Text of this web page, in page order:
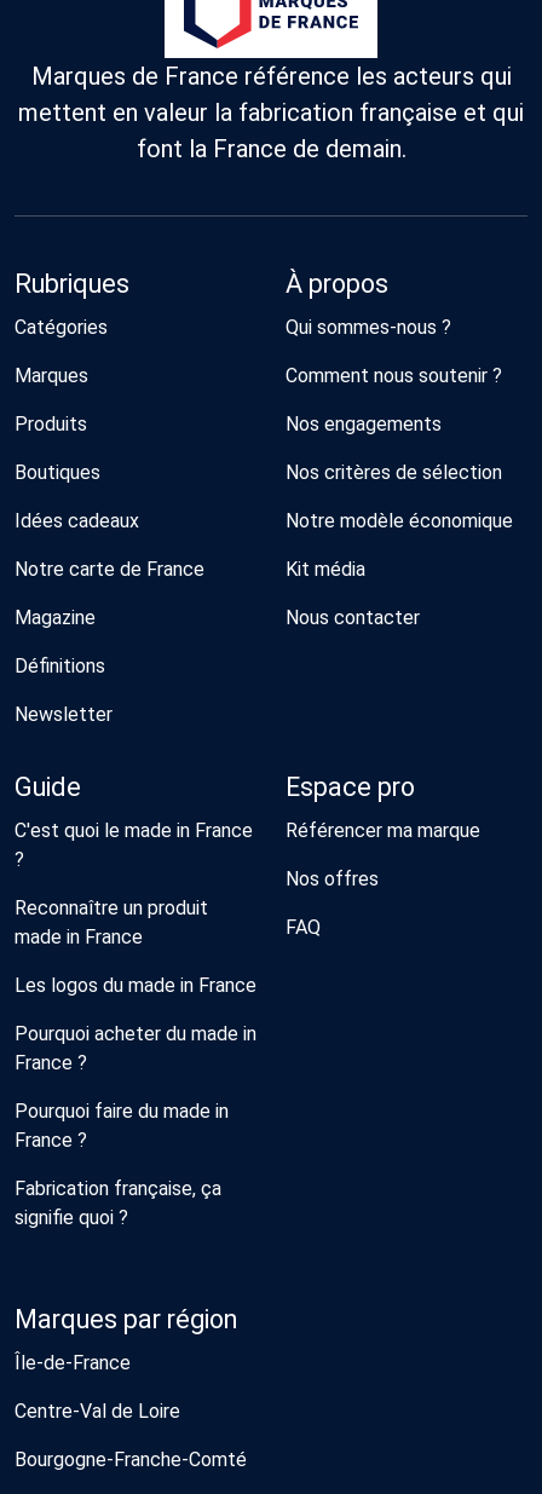
Marques de France référence les acteurs qui
mettent en valeur la fabrication française et qui
font la France de demain.
Rubriques
Catégories
Marques
Produits
Boutiques
Idées cadeaux
Notre carte de France
Magazine
Définitions
Newsletter
À propos
Qui sommes-nous ?
Comment nous soutenir ?
Nos engagements
Nos critères de sélection
Notre modèle économique
Kit média
Nous contacter
Guide
C'est quoi le made in France
?
Reconnaître un produit
made in France
Les logos du made in France
Pourquoi acheter du made in
France ?
Pourquoi faire du made in
France ?
Fabrication française, ça
signifie quoi ?
Espace pro
Référencer ma marque
Nos offres
FAQ
Marques par région
Île-de-France
Centre-Val de Loire
Bourgogne-Franche-Comté